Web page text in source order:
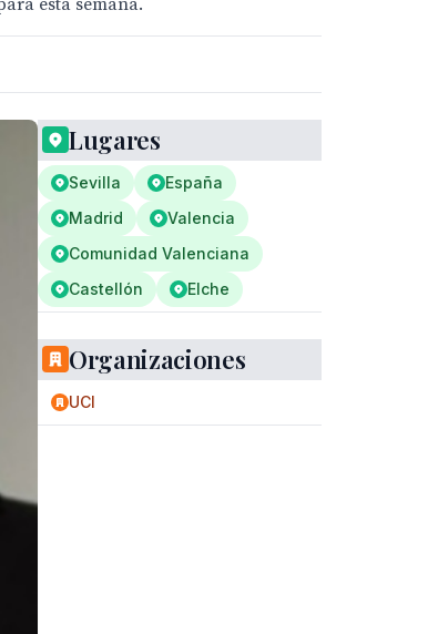
esta semana.
Lugares
Sevilla
España
Madrid
Valencia
Comunidad Valenciana
Castellón
Elche
Organizaciones
UCI